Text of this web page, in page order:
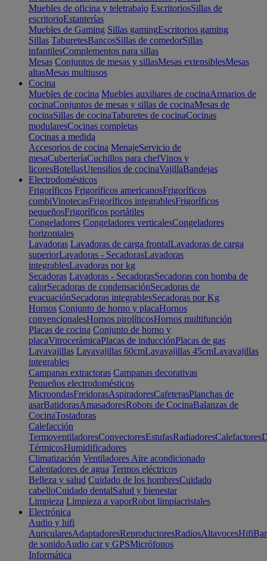
Muebles de oficina y teletrabajo EscritoriosSillas de
escritorioEstanterías
Muebles de Gaming Sillas gamingEscritorios gaming
Sillas TaburetesBancosSillas de comedorSillas
infantilesComplementos para sillas
Mesas Conjuntos de mesas y sillasMesas extensiblesMesas
altasMesas multiusos
Cocina
Muebles de cocina Muebles auxiliares de cocinaArmarios de
cocinaConjuntos de mesas y sillas de cocinaMesas de
cocinaSillas de cocinaTaburetes de cocinaCocinas
modularesCocinas completas
Cocinas a medida
Accesorios de cocina MenajeServicio de
mesaCuberteríaCuchillos para chefVinos y
licoresBotellasUtensilios de cocinaVajillaBandejas
Electrodomésticos
Frigoríficos Frigoríficos americanosFrigoríficos
combiVinotecasFrigoríficos integrablesFrigoríficos
pequeñosFrigoríficos portátiles
Congeladores Congeladores verticalesCongeladores
horizontales
Lavadoras Lavadoras de carga frontalLavadoras de carga
superiorLavadoras - SecadorasLavadoras
integrablesLavadoras por kg
Secadoras Lavadoras - SecadorasSecadoras con bomba de
calorSecadoras de condensaciónSecadoras de
evacuaciónSecadoras integrablesSecadoras por Kg
Hornos Conjunto de horno y placaHornos
convencionalesHornos pirolíticosHornos multifunción
Placas de cocina Conjunto de horno y
placaVitrocerámicaPlacas de inducciónPlacas de gas
Lavavajillas Lavavajillas 60cmLavavajillas 45cmLavavajillas
integrables
Campanas extractoras Campanas decorativas
Pequeños electrodomésticos
MicroondasFreidorasAspiradoresCafeterasPlanchas de
asarBatidorasAmasadoresRobots de CocinaBalanzas de
CocinaTostadoras
Calefacción
TermoventiladoresConvectoresEstufasRadiadoresCalefactores
TérmicosHumidificadores
Climatización Ventiladores Aire acondicionado
Calentadores de agua Termos eléctricos
Belleza y salud Cuidado de los hombresCuidado
cabelloCuidado dentalSalud y bienestar
Limpieza Limpieza a vaporRobot limpiacristales
Electrónica
Audio y hifi
AuricularesAdaptadoresReproductoresRadiosAltavocesHifi
de sonidoAudio car y GPSMicrófonos
Informática